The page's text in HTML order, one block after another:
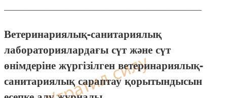
Ветеринариялық-санитариялық
лабораториялардағы сүт және сүт
өнімдеріне жүргізілген ветеринариялық-
санитариялық сараптау қорытындысын